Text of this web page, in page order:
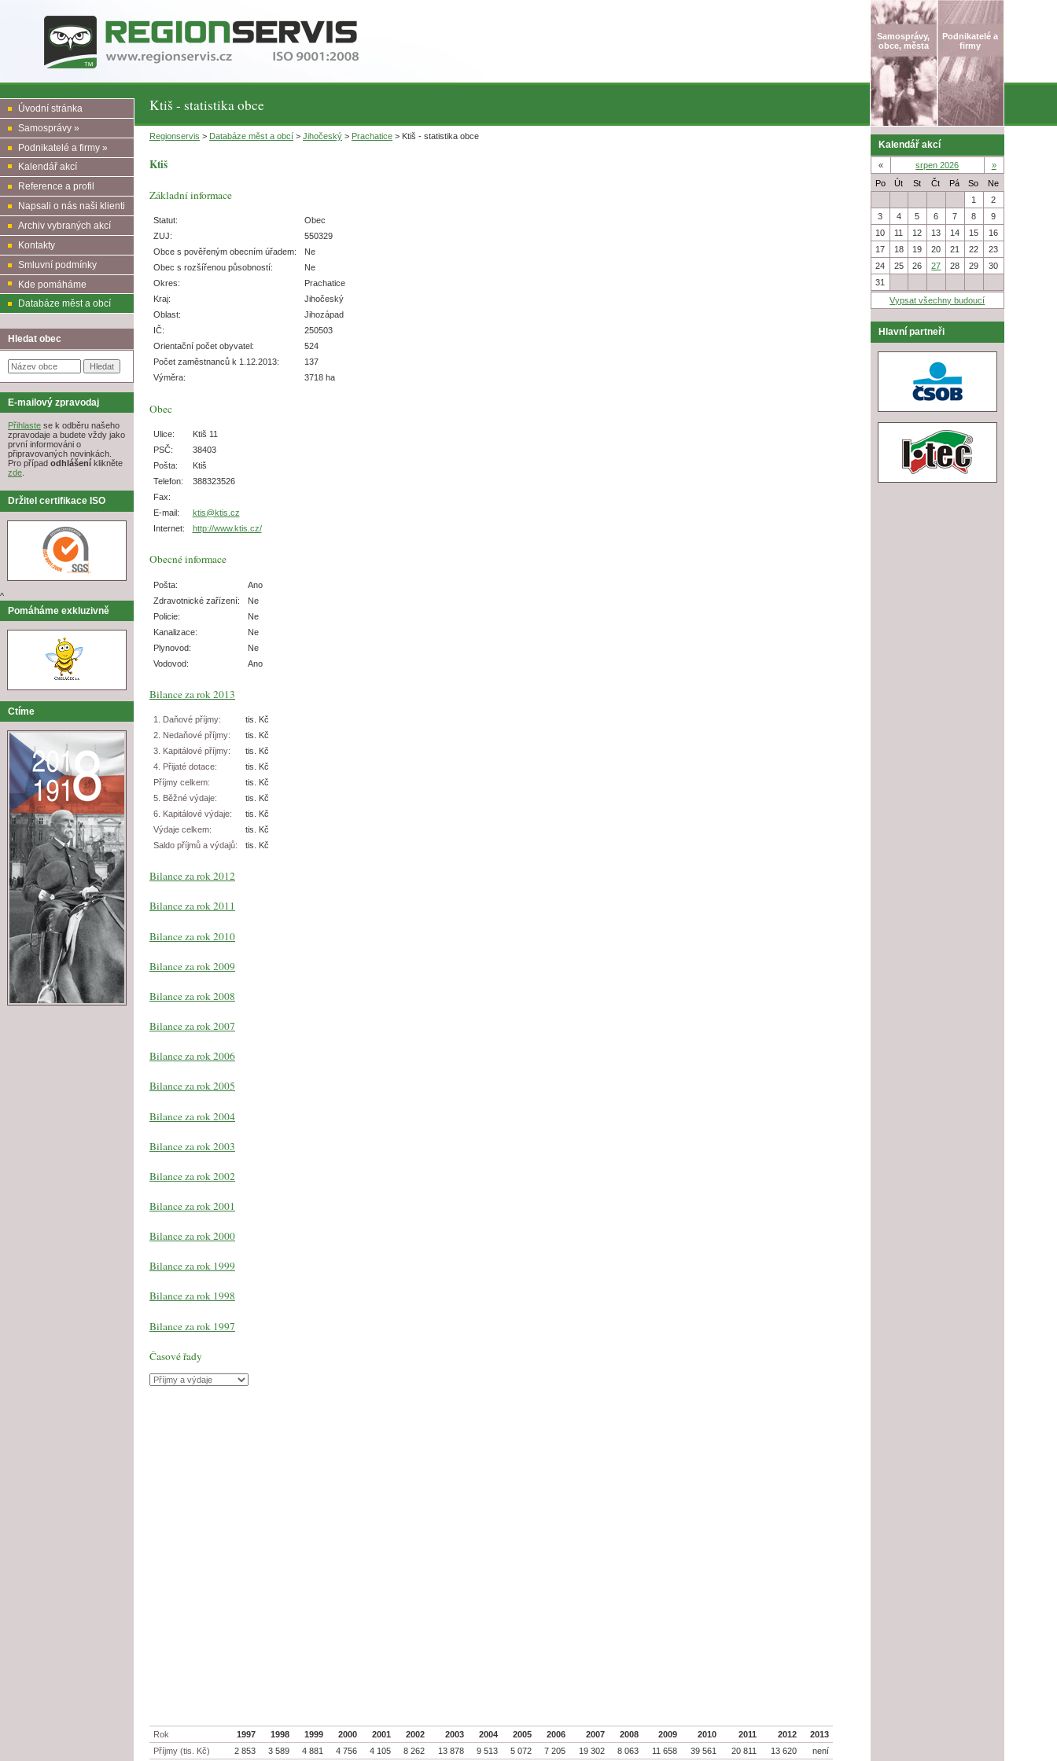
Samosprávy,
obce, města
Podnikatelé a
firmy
Ktiš - statistika obce
Úvodní stránka
Samosprávy »
Podnikatelé a firmy »
Kalendář akcí
Reference a profil
Napsali o nás naši klienti
Archiv vybraných akcí
Kontakty
Smluvní podmínky
Kde pomáháme
Databáze měst a obcí
Hledat obec
E-mailový zpravodaj
Přihlaste se k odběru našeho
zpravodaje a budete vždy jako
první informováni o
připravovaných novinkách.
Pro případ odhlášení klikněte
zde.
Držitel certifikace ISO
^
Pomáháme exkluzivně
Ctíme
Kalendář akcí
« srpen 2026
»
Po
Út St Čt Pá So
Ne
1
2
3
4 5 6 7 8
9
10
11 12 13 14 15
16
17
18 19 20 21 22
23
24
25 26 27 28 29
30
31
Vypsat všechny budoucí
Hlavní partneři
Regionservis > Databáze měst a obcí > Jihočeský > Prachatice > Ktiš - statistika obce
Ktiš
Základní informace
Statut:
Obec
ZUJ:
550329
Obce s pověřeným obecním úřadem:
Ne
Obec s rozšířenou působností:
Ne
Okres:
Prachatice
Kraj:
Jihočeský
Oblast:
Jihozápad
IČ:
250503
Orientační počet obyvatel:
524
Počet zaměstnanců k 1.12.2013:
137
Výměra:
3718 ha
Obec
Ulice:
Ktiš 11
PSČ:
38403
Pošta:
Ktiš
Telefon:
388323526
Fax:
E-mail:
ktis@ktis.cz
Internet:
http://www.ktis.cz/
Obecné informace
Pošta:
Ano
Zdravotnické zařízení:
Ne
Policie:
Ne
Kanalizace:
Ne
Plynovod:
Ne
Vodovod:
Ano
Bilance za rok 2013
1. Daňové příjmy:
tis. Kč
2. Nedaňové příjmy:
tis. Kč
3. Kapitálové příjmy:
tis. Kč
4. Přijaté dotace:
tis. Kč
Příjmy celkem:
tis. Kč
5. Běžné výdaje:
tis. Kč
6. Kapitálové výdaje:
tis. Kč
Výdaje celkem:
tis. Kč
Saldo příjmů a výdajů:
tis. Kč
Bilance za rok 2012
Bilance za rok 2011
Bilance za rok 2010
Bilance za rok 2009
Bilance za rok 2008
Bilance za rok 2007
Bilance za rok 2006
Bilance za rok 2005
Bilance za rok 2004
Bilance za rok 2003
Bilance za rok 2002
Bilance za rok 2001
Bilance za rok 2000
Bilance za rok 1999
Bilance za rok 1998
Bilance za rok 1997
Časové řady
Rok 1997 1998 1999 2000 2001 2002 2003 2004 2005 2006 2007 2008 2009 2010 2011 2012
2013
Příjmy (tis. Kč)
2 853 3 589 4 881 4 756 4 105 8 262 13 878 9 513 5 072 7 205 19 302 8 063 11 658 39 561 20 811 13 620 není